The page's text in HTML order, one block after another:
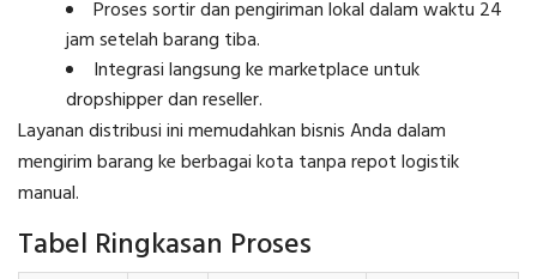
Proses sortir dan pengiriman lokal dalam waktu 24
jam setelah barang tiba.
Integrasi langsung ke marketplace untuk
dropshipper dan reseller.
Layanan distribusi ini memudahkan bisnis Anda dalam
mengirim barang ke berbagai kota tanpa repot logistik
manual.
Tabel Ringkasan Proses